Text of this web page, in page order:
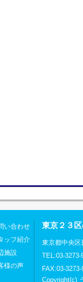
い合わせ
ッフ紹介
施設
様の声
東京２３
東京都中央区
TEL:03-3273-
FAX:03-3273-
Copyright(c)